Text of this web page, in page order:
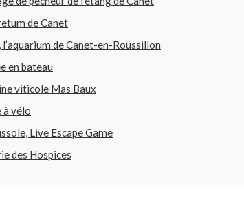
de Canet
de Canet-en-Roussillon
en bateau
viticole Mas Baux
à vélo
Live Escape Game
des Hospices